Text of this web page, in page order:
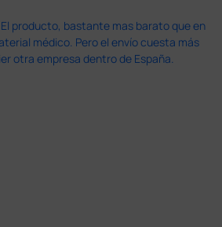
producto, bastante mas barato que en
médico. Pero el envío cuesta más
otra empresa dentro de España.